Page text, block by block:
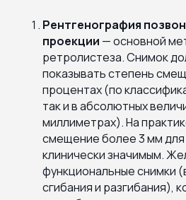
Рентгенография
проекции — основной
ретролистеза. Снимок
показывать степень
процентах (по
так и в абсолютных
миллиметрах). На
смещение более 3 мм для
клинически значимым.
функциональные снимки
сгибания и разгибания),